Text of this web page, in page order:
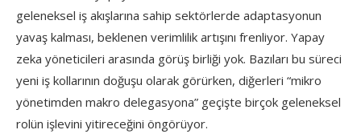
geleneksel iş akışlarına sahip sektörlerde adaptasyonun
yavaş kalması, beklenen verimlilik artışını frenliyor. Yapay
zeka yöneticileri arasında görüş birliği yok. Bazıları bu süreci
yeni iş kollarının doğuşu olarak görürken, diğerleri “mikro
yönetimden makro delegasyona” geçişte birçok geleneksel
rolün işlevini yitireceğini öngörüyor.